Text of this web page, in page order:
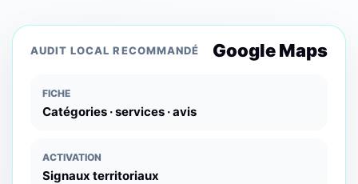
AUDIT LOCAL RECOMMANDÉ Google Maps
FICHE
Catégories · services · avis
ACTIVATION
Signaux territoriaux